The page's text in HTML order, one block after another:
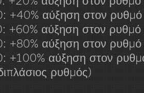
+40% αύξηση στον
+60% αύξηση στον
+80% αύξηση στον
+100% αύξηση στον
ρυθμός)